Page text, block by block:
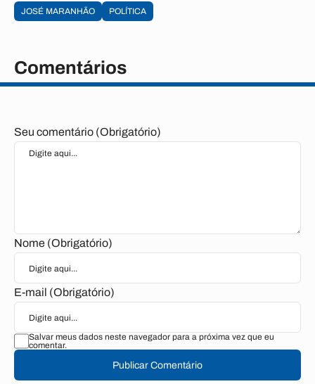
JOSÉ MARANHÃO POLÍTICA
Comentários
Seu comentário (Obrigatório)
Nome (Obrigatório)
E-mail (Obrigatório)
Salvar meus dados neste navegador para a próxima vez que eu
comentar.
Publicar Comentário